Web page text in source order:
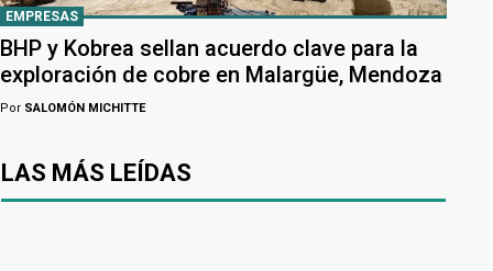
EMPRESAS
BHP y Kobrea sellan acuerdo clave para la
exploración de cobre en Malargüe, Mendoza
Por SALOMÓN MICHITTE
LAS MÁS LEÍDAS